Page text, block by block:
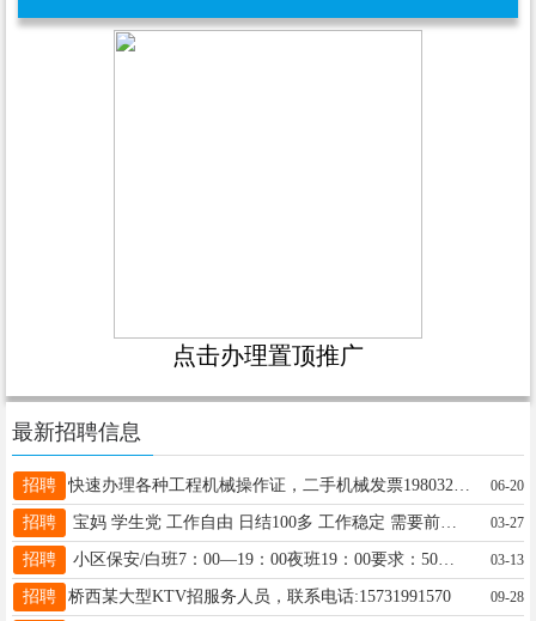
点击办理置顶推广
最新招聘信息
招聘 06-20
招聘 宝妈 学生党 工作自由 日结100多 工作稳定 需要前期去工作室学习 准备2到3个闲置手机 18003290011 03-27
招聘 小区保安/白班7：00—19：00夜班19：00要求：50岁以下，位置：朝阳街铁西北路 电话15227368559 03-13
招聘 桥西某大型KTV招服务人员，联系电话:15731991570 09-28